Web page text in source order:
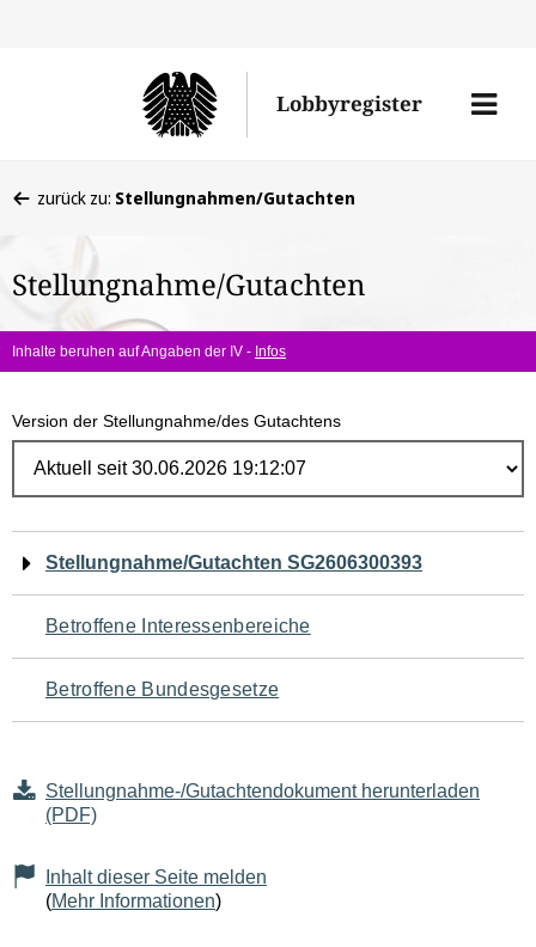
Lobbyregister
Menü
befinden
hier:
zurück zu: Stellungnahmen/Gutachten
Stellungnahme/Gutachten
Inhalte beruhen auf Angaben der IV - Infos
Version der Stellungnahme/des Gutachtens
Navigation
für
den
Seiteninhalt
Stellungnahme/Gutachten SG2606300393
Betroffene Interessenbereiche
Betroffene Bundesgesetze
Stellungnahme-/Gutachtendokument herunterladen
(PDF)
Inhalt dieser Seite melden
(Mehr Informationen)